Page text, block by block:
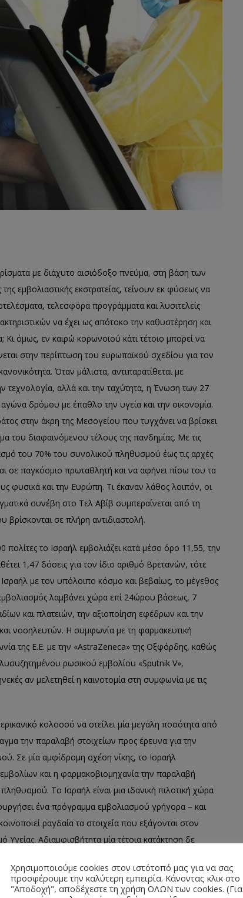
με διάχυτο αισιόδοξο πνεύμα, στη βάση των
εμβολιαστικής εκστρατείας, τείνουν εκ φύσεως να
τελεσφόρα προγράμματα και λυσιτελείς
να έχει ως απότοκο την καθυστέρηση και
Κι όμως, εν καιρώ κορωνοϊού κάτι τέτοιο μπορεί να
στην περίπτωση του ευρωπαϊκού σχεδίου για τον
Όταν μάλιστα, αντιπαρατίθεται με
τεχνολογία, αλλά και την ταχύτητα, η Ένωση των 27
δρόμου με έπαθλο την υγεία και την οικονομία.
στην άκρη της Μεσογείου που τυγχάνει να βρίσκει
του διαφαινόμενου τέλους της πανδημίας. Με τις
του 70% του συνολικού πληθυσμού έως τις αρχές
σε παγκόσμιο πρωταθλητή και να αφήνει πίσω του τα
φυσικά και την Ευρώπη. Τι έκαναν λάθος λοιπόν, οι
συνέβη στο Τελ Αβίβ συμπεραίνεται από τη
σε πλήρη αντιδιαστολή.
πολίτες το Ισραήλ εμβολιάζει κατά μέσο όρο 11,55, την
1,47 δόσεις για τον ίδιο αριθμό Βρετανών, τότε
με τον υπόλοιπο κόσμο και βεβαίως, το μέγεθος
λαμβάνει χώρα επί 24ώρου βάσεως, 7
και πλατειών, την αξιοποίηση εφέδρων και την
νοσηλευτών. Η συμφωνία με τη φαρμακευτική
της Ε.Ε. με την «AstraZeneca» της Οξφόρδης, καθώς
ρωσικού εμβολίου «Sputnik V»,
αν μελετηθεί η καινοτομία στη συμφωνία με τις
κολοσσό να στείλει μία μεγάλη ποσότητα από
την παραλαβή στοιχείων προς έρευνα για την
Σε μία αμφίδρομη σχέση νίκης, το Ισραήλ
και η φαρμακοβιομηχανία την παραλαβή
Το Ισραήλ είναι μια ιδανική πιλοτική χώρα
ένα πρόγραμμα εμβολιασμού γρήγορα – και
ραγδαία τα στοιχεία που εξάγονται στον
Αδιαμφισβήτητα μία τέτοια κατάκτηση δε
Τράπεζας αποδίδουν υψηλά επίπεδα δημοσίων
πρώτα χρόνια του κράτους, ενώ ακόμα και σήμερα
σε δαπάνες για την υγεία. Παρ’ όλα αυτά, ο
Χρησιμοποιούμε cookies στον ιστότοπό μας για να σας
προσφέρουμε την καλύτερη εμπειρία. Κάνοντας κλικ στο
"Αποδοχή", αποδέχεστε τη χρήση ΟΛΩΝ των cookies. (Για